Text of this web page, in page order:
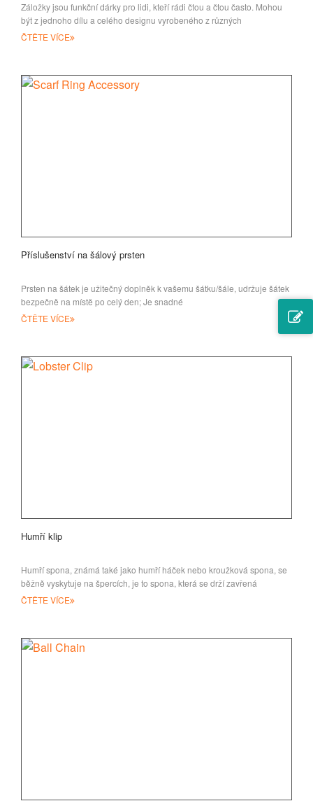
Záložky jsou funkční dárky pro lidi, kteří rádi čtou a čtou často. Mohou
být z jednoho dílu a celého designu vyrobeného z různých
ČTĚTE VÍCE
Příslušenství na šálový prsten
Prsten na šátek je užitečný doplněk k vašemu šátku/šále, udržuje šátek
bezpečně na místě po celý den; Je snadné
ČTĚTE VÍCE
Humří klip
Humří spona, známá také jako humří háček nebo kroužková spona, se
běžně vyskytuje na špercích, je to spona, která se drží zavřená
ČTĚTE VÍCE